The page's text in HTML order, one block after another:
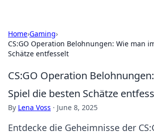
Home›Gaming›
CS:GO Operation Belohnungen: Wie man
Schätze entfesselt
CS:GO Operation
Spiel die besten Schätze
By Lena Voss · June 8, 2025
Entdecke die Geheimnisse der